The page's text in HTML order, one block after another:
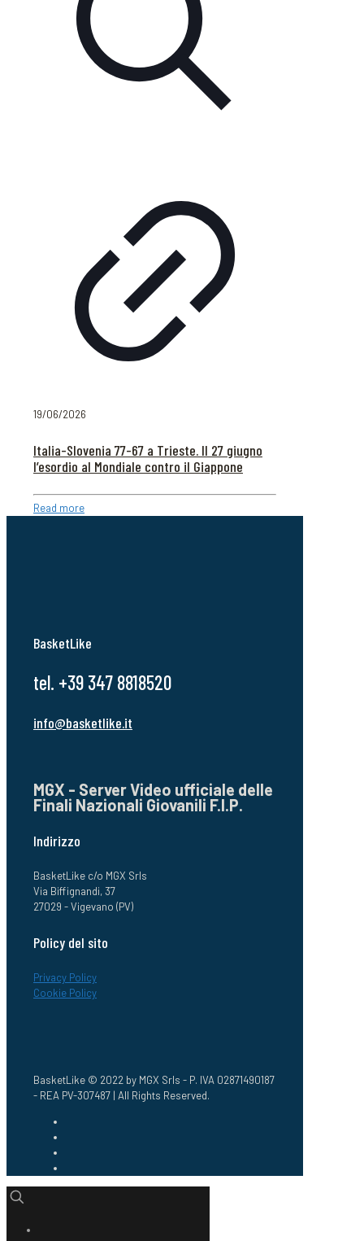
19/06/2026
Italia-Slovenia 77-67 a Trieste. Il 27 giugno
l’esordio al Mondiale contro il Giappone
Read more
BasketLike
tel. +39 347 8818520
info@basketlike.it
MGX - Server Video ufficiale delle
Finali Nazionali Giovanili F.I.P.
Indirizzo
BasketLike c/o MGX Srls
Via Biffignandi, 37
27029 - Vigevano (PV)
Policy del sito
Privacy Policy
Cookie Policy
BasketLike © 2022 by MGX Srls - P. IVA 02871490187
- REA PV-307487 | All Rights Reserved.